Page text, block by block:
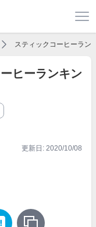
スティックコーヒーラン
ヒーランキン
更新日: 2020/10/08